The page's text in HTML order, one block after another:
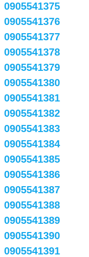
0905541375
0905541376
0905541377
0905541378
0905541379
0905541380
0905541381
0905541382
0905541383
0905541384
0905541385
0905541386
0905541387
0905541388
0905541389
0905541390
0905541391